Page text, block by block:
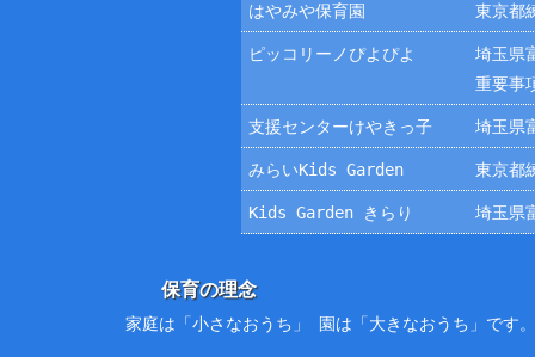
はやみや保育園 東京都
ピッコリーノぴよぴよ
埼玉県
重要事
支援センターけやきっ子 埼玉県
みらいKids Garden 東京都
Kids Garden きらり 埼玉県
保育の理念
家庭は「小さなおうち」 園は「大きなおうち」です